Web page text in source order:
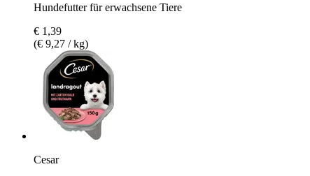
Hundefutter für erwachsene Tiere
€ 1,39
(€ 9,27 / kg)
Cesar